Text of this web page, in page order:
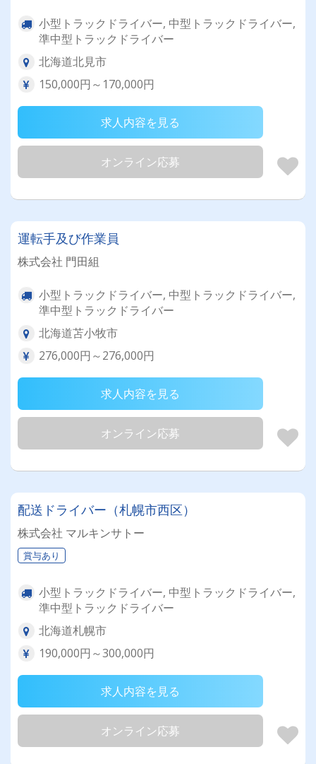
小型トラックドライバー, 中型トラックドライバー,
準中型トラックドライバー
北海道北見市
150,000円～170,000円
求人内容を見る
オンライン応募
運転手及び作業員
株式会社 門田組
小型トラックドライバー, 中型トラックドライバー,
準中型トラックドライバー
北海道苫小牧市
276,000円～276,000円
求人内容を見る
オンライン応募
配送ドライバー（札幌市西区）
株式会社 マルキンサトー
賞与あり
小型トラックドライバー, 中型トラックドライバー,
準中型トラックドライバー
北海道札幌市
190,000円～300,000円
求人内容を見る
オンライン応募